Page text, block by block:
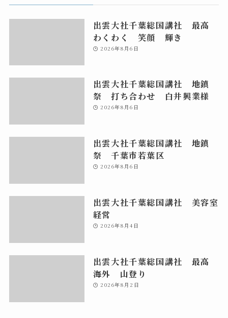
出雲大社千葉総国講社 最高
わくわく 笑顔 輝き
2026年8月6日
出雲大社千葉総国講社 地鎮
祭 打ち合わせ 白井興業様
2026年8月6日
出雲大社千葉総国講社 地鎮
祭 千葉市若葉区
2026年8月6日
出雲大社千葉総国講社 美容室
経営
2026年8月4日
出雲大社千葉総国講社 最高
海外 山登り
2026年8月2日